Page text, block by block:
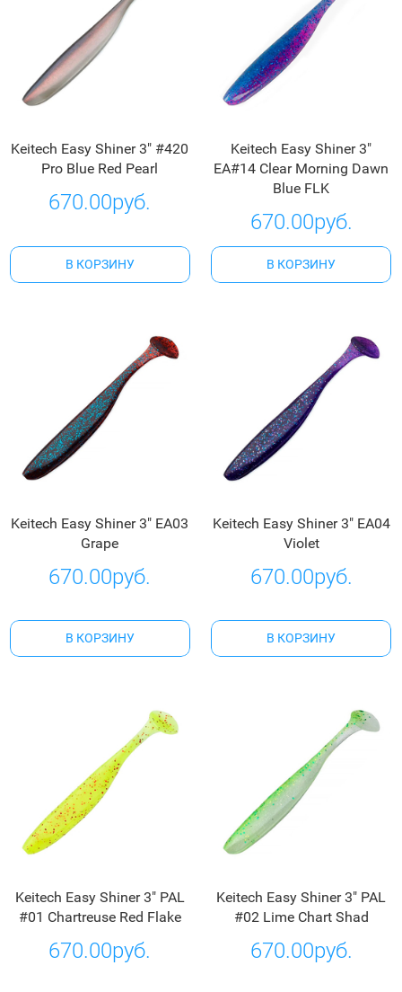
Keitech Easy Shiner 3" #420
Pro Blue Red Pearl
670.00руб.
В КОРЗИНУ
Keitech Easy Shiner 3"
EA#14 Clear Morning Dawn
Blue FLK
670.00руб.
В КОРЗИНУ
Keitech Easy Shiner 3" EA03
Grape
670.00руб.
В КОРЗИНУ
Keitech Easy Shiner 3" EA04
Violet
670.00руб.
В КОРЗИНУ
Keitech Easy Shiner 3" PAL
#01 Chartreuse Red Flake
670.00руб.
Keitech Easy Shiner 3" PAL
#02 Lime Chart Shad
670.00руб.